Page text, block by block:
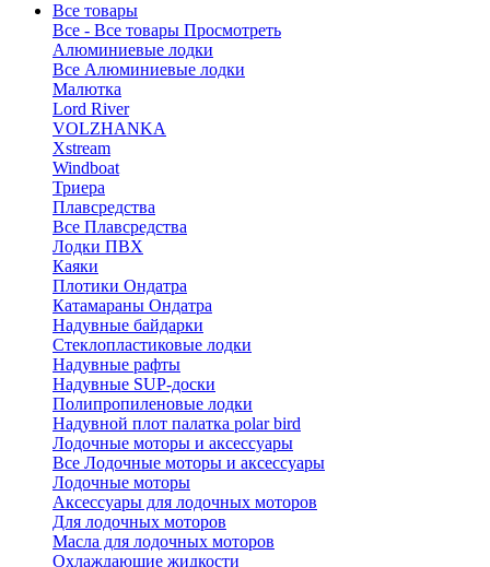
Все товары
Все - Все товары Просмотреть
Алюминиевые лодки
Все Алюминиевые лодки
Малютка
Lord River
VOLZHANKA
Xstream
Windboat
Триера
Плавсредства
Все Плавсредства
Лодки ПВХ
Каяки
Плотики Ондатра
Катамараны Ондатра
Надувные байдарки
Стеклопластиковые лодки
Надувные рафты
Надувные SUP-доски
Полипропиленовые лодки
Надувной плот палатка polar bird
Лодочные моторы и аксессуары
Все Лодочные моторы и аксессуары
Лодочные моторы
Аксессуары для лодочных моторов
Для лодочных моторов
Масла для лодочных моторов
Охлаждающие жидкости